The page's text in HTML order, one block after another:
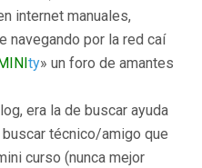
internet manuales,
navegando por la red caí
MINI ty» un foro de amantes
era la de buscar ayuda
técnico/amigo que
curso (nunca mejor